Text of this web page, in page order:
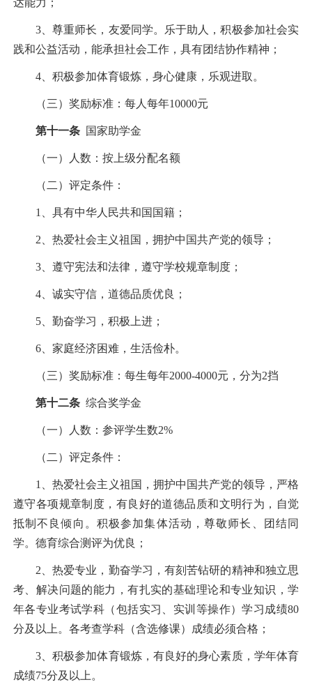
达能力；
3、尊重师长，友爱同学。乐于助人，积极参加社会实
践和公益活动，能承担社会工作，具有团结协作精神；
4、积极参加体育锻炼，身心健康，乐观进取。
（三）奖励标准：每人每年10000元
第十一条 国家助学金
（一）人数：按上级分配名额
（二）评定条件：
1 、具有中华人民共和国国籍；
2 、热爱社会主义祖国，拥护中国共产党的领导；
3、遵守宪法和法律，遵守学校规章制度；
4、诚实守信，道德品质优良；
5、勤奋学习，积极上进；
6、家庭经济困难，生活俭朴。
（三）奖励标准：每生每年2000-4000元，分为2挡
第十二条 综合奖学金
（一）人数：参评学生数2%
（二）评定条件：
1
、热爱社会主义祖国，拥护中国共产党的领导，严格
遵守各项规章制度，有良好的道德品质和文明行为，自觉
抵制不良倾向。积极参加集体活动，尊敬师长、团结同
学。德育综合测评为优良；
2 、热爱专业，勤奋学习，有刻苦钻研的精神和独立思
考、解决问题的能力，有扎实的基础理论和专业知识，学
年各专业考试学科（包括实习、实训等操作）学习成绩80
分及以上。各考查学科（含选修课）成绩必须合格；
3、积极参加体育锻炼，有良好的身心素质，学年体育
成绩75分及以上。